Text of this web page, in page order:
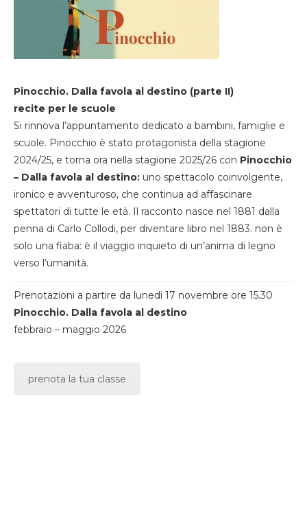
Pinocchio. Dalla favola al destino (parte II)
recite per le scuole
Si rinnova l’appuntamento dedicato a bambini, famiglie e
scuole. Pinocchio è stato protagonista della stagione
2024/25, e torna ora nella stagione 2025/26 con Pinocchio
– Dalla favola al destino: uno spettacolo coinvolgente,
ironico e avventuroso, che continua ad affascinare
spettatori di tutte le età. Il racconto nasce nel 1881 dalla
penna di Carlo Collodi, per diventare libro nel 1883. non è
solo una fiaba: è il viaggio inquieto di un’anima di legno
verso l’umanità.
Prenotazioni a partire da lunedi 17 novembre ore 15.30
Pinocchio. Dalla favola al destino
febbraio – maggio 2026
prenota la tua classe